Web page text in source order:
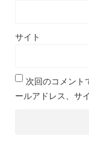
サイト
次回のコメント
ールアドレス、サ